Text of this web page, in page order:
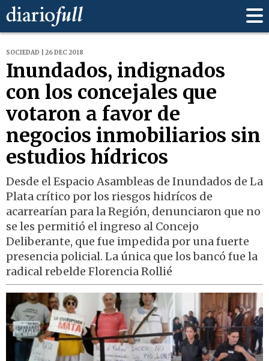
SOCIEDAD | 26 DEC 2018
Inundados, indignados
con los concejales que
votaron a favor de
negocios inmobiliarios sin
estudios hídricos
Desde el Espacio Asambleas de Inundados de La
Plata crítico por los riesgos hidrícos de
acarrearían para la Región, denunciaron que no
se les permitió el ingreso al Concejo
Deliberante, que fue impedida por una fuerte
presencia policial. La única que los bancó fue la
radical rebelde Florencia Rollié